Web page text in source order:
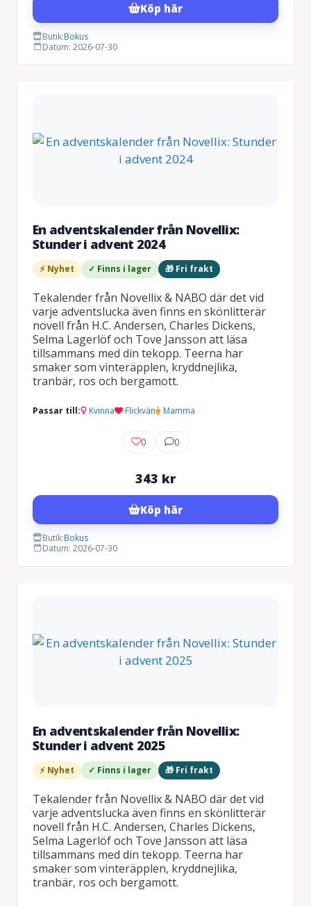
Köp här
Butik:Bokus
Datum: 2026-07-30
En adventskalender från Novellix:
Stunder i advent 2024
⚡ Nyhet ✓ Finns i lager 🎁 Fri frakt
Tekalender från Novellix & NABO där det vid
varje adventslucka även finns en skönlitterär
novell från H.C. Andersen, Charles Dickens,
Selma Lagerlöf och Tove Jansson att läsa
tillsammans med din tekopp. Teerna har
smaker som vinteräpplen, kryddnejlika,
tranbär, ros och bergamott.
Passar till: Kvinna Flickvän Mamma
0 0
343 kr
Köp här
Butik:Bokus
Datum: 2026-07-30
En adventskalender från Novellix:
Stunder i advent 2025
⚡ Nyhet ✓ Finns i lager 🎁 Fri frakt
Tekalender från Novellix & NABO där det vid
varje adventslucka även finns en skönlitterär
novell från H.C. Andersen, Charles Dickens,
Selma Lagerlöf och Tove Jansson att läsa
tillsammans med din tekopp. Teerna har
smaker som vinteräpplen, kryddnejlika,
tranbär, ros och bergamott.